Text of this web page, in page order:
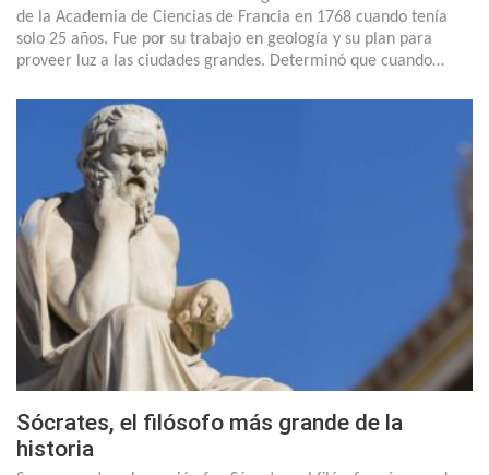
de la Academia de Ciencias de Francia en 1768 cuando tenía
solo 25 años. Fue por su trabajo en geología y su plan para
proveer luz a las ciudades grandes. Determinó que cuando…
Sócrates, el filósofo más grande de la
historia